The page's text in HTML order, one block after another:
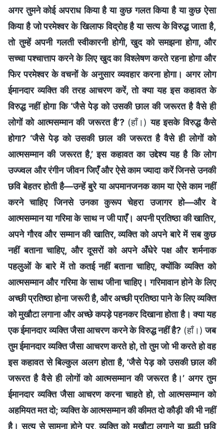
अगर तुमने कोई अपराध किया है या कुछ गलत किया है या कुछ ऐसा
किया है जो परमेश्वर के खिलाफ विद्रोह है या सत्य के विरुद्ध जाता है,
तो तुम्हें अपनी गलती स्वीकारनी होगी, खुद को समझना होगा, और
सच्चा पश्चात्ताप करने के लिए खुद का विश्लेषण करते रहना होगा और
फिर परमेश्वर के वचनों के अनुसार व्यवहार करना होगा। अगर लोग
ईमानदार व्यक्ति की तरह आचरण करें, तो क्या यह इस कहावत के
विरुद्ध नहीं होगा कि ‘जैसे पेड़ को उसकी छाल की जरूरत है वैसे ही
लोगों को आत्मसम्मान की जरूरत है’? (हाँ।) यह इसके विरुद्ध कैसे
होगा? ‘जैसे पेड़ को उसकी छाल की जरूरत है वैसे ही लोगों को
आत्मसम्मान की जरूरत है,’ इस कहावत का उद्देश्य यह है कि लोग
उज्ज्वल और रंगीन जीवन जिएँ और ऐसे काम ज्यादा करें जिनसे उनकी
छवि बेहतर होती है—उन्हें बुरे या अपमानजनक काम या ऐसे काम नहीं
करने चाहिए जिनसे उनका कुरूप चेहरा उजागर हो—और वे
आत्मसम्मान या गरिमा के साथ न जी पाएँ। अपनी प्रतिष्ठा की खातिर,
अपने गौरव और सम्मान की खातिर, व्यक्ति को अपने बारे में सब कुछ
नहीं बताना चाहिए, और दूसरों को अपने अँधेरे पक्ष और शर्मनाक
पहलुओं के बारे में तो कतई नहीं बताना चाहिए, क्योंकि व्यक्ति को
आत्मसम्मान और गरिमा के साथ जीना चाहिए। गरिमावान होने के लिए
अच्छी प्रतिष्ठा होना जरूरी है, और अच्छी प्रतिष्ठा पाने के लिए व्यक्ति
को मुखौटा लगाना और अच्छे कपड़े पहनकर दिखाना होता है। क्या यह
एक ईमानदार व्यक्ति जैसा आचरण करने के विरुद्ध नहीं है? (हाँ।) जब
तुम ईमानदार व्यक्ति जैसा आचरण करते हो, तो तुम जो भी करते हो वह
इस कहावत से बिल्कुल अलग होता है, ‘जैसे पेड़ को उसकी छाल की
जरूरत है वैसे ही लोगों को आत्मसम्मान की जरूरत है।’ अगर तुम
ईमानदार व्यक्ति जैसा आचरण करना चाहते हो, तो आत्मसम्मान को
अहमियत मत दो; व्यक्ति के आत्मसम्मान की कीमत दो कौड़ी की भी नहीं
है। सत्य से सामना होने पर, व्यक्ति को मुखौटा लगाने या झूठी छवि